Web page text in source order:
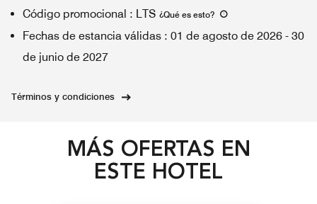
Código promocional : LTS ¿Qué es esto?
Fechas de estancia válidas : 01 de agosto de 2026 - 30
de junio de 2027
Términos y condiciones
MÁS OFERTAS EN
ESTE HOTEL